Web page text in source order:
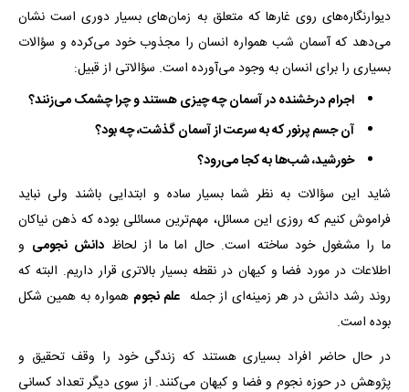
دیوارنگاره‌های روی غارها که متعلق به زمان‌های بسیار دوری است نشان
می‌دهد که آسمان شب همواره انسان را مجذوب خود می‌کرده و سؤالات
بسیاری را برای انسان به وجود می‌آورده است. سؤالاتی از قبیل:
اجرام درخشنده در آسمان چه چیزی هستند و چرا چشمک می‌زنند؟
آن جسم پرنور که به سرعت از آسمان گذشت، چه بود؟
خورشید، شب‌ها به کجا می‌رود؟
شاید این سؤالات به نظر شما بسیار ساده و ابتدایی باشند ولی نباید
فراموش کنیم که روزی این مسائل، مهم‌ترین مسائلی بوده که ذهن نیاکان
ما را مشغول خود ساخته است. حال اما ما از لحاظ دانش نجومی و
اطلاعات در مورد فضا و کیهان در نقطه بسیار بالاتری قرار داریم. البته که
روند رشد دانش در هر زمینه‌ای از جمله علم نجوم همواره به همین شکل
بوده است.
در حال حاضر افراد بسیاری هستند که زندگی خود را وقف تحقیق و
پژوهش در حوزه نجوم و فضا و کیهان می‌کنند. از سوی دیگر تعداد کسانی